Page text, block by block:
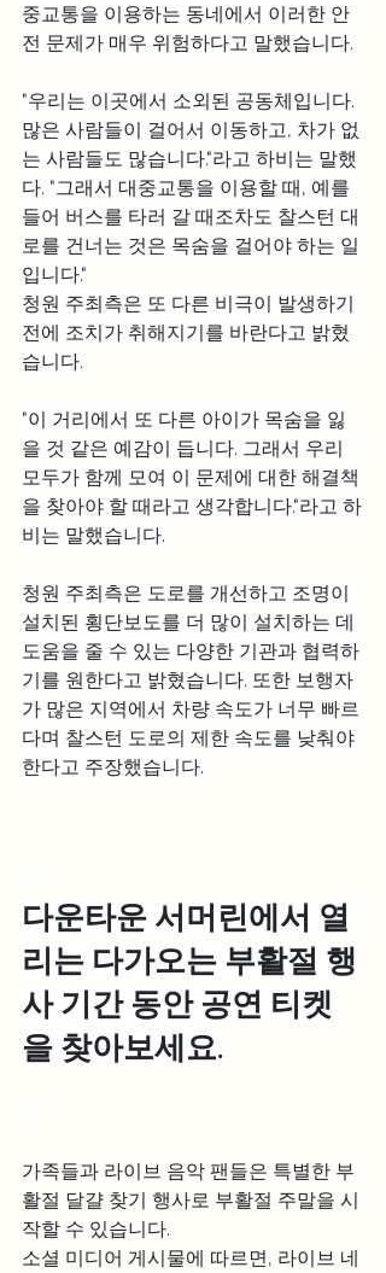
중교통을 이용하는 동네에서 이러한 안
전 문제가 매우 위험하다고 말했습니다.
"우리는 이곳에서 소외된 공동체입니다.
많은 사람들이 걸어서 이동하고, 차가 없
는 사람들도 많습니다."라고 하비는 말했
다. "그래서 대중교통을 이용할 때, 예를
들어 버스를 타러 갈 때조차도 찰스턴 대
로를 건너는 것은 목숨을 걸어야 하는 일
입니다."
청원 주최측은 또 다른 비극이 발생하기
전에 조치가 취해지기를 바란다고 밝혔
습니다.
"이 거리에서 또 다른 아이가 목숨을 잃
을 것 같은 예감이 듭니다. 그래서 우리
모두가 함께 모여 이 문제에 대한 해결책
을 찾아야 할 때라고 생각합니다."라고 하
비는 말했습니다.
청원 주최측은 도로를 개선하고 조명이
설치된 횡단보도를 더 많이 설치하는 데
도움을 줄 수 있는 다양한 기관과 협력하
기를 원한다고 밝혔습니다. 또한 보행자
가 많은 지역에서 차량 속도가 너무 빠르
다며 찰스턴 도로의 제한 속도를 낮춰야
한다고 주장했습니다.
다운타운 서머린에서 열
리는 다가오는 부활절 행
사 기간 동안 공연 티켓
을 찾아보세요.
가족들과 라이브 음악 팬들은 특별한 부
활절 달걀 찾기 행사로 부활절 주말을 시
작할 수 있습니다.
소셜 미디어 게시물에 따르면, 라이브 네